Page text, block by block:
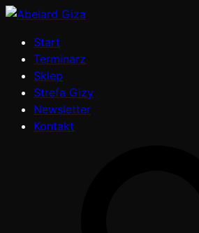
Start
Terminarz
Sklep
Strefa Gizy
Newsletter
Kontakt